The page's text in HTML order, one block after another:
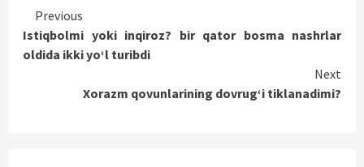
Continue
Reading
Previous
Istiqbolmi yoki inqiroz? bir qator bosma nashrlar
oldida ikki yo‘l turibdi
Next
Xorazm qovunlarining dovrug‘i tiklanadimi?